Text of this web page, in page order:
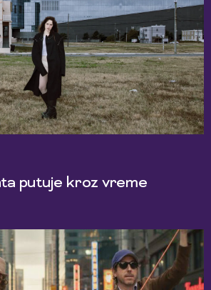
putuje kroz vreme